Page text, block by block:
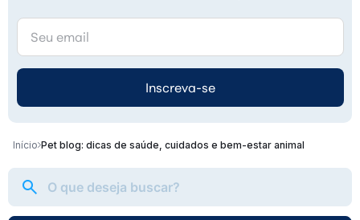
Inscreva-se
Início Pet blog: dicas de saúde, cuidados e bem-estar animal